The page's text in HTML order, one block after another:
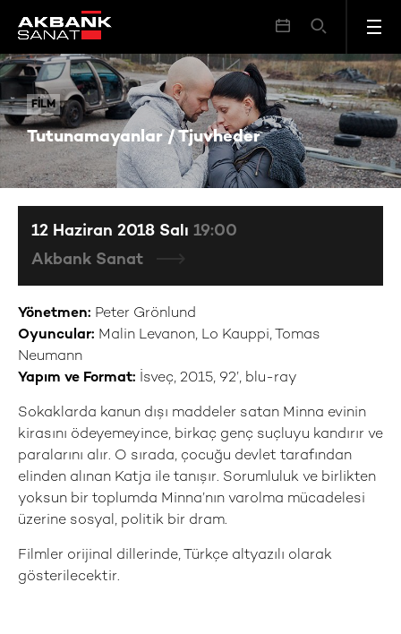
FILM
Tutunamayanlar / Tjuvheder
FILM Tutunamayanlar / Tjuvheder
Yönetmen: Peter Grönlund
Oyuncular: Malin Levanon, Lo Kauppi, Tomas
Neumann
Yapım ve Format: İsveç, 2015, 92’, blu-ray
Sokaklarda kanun dışı maddeler satan Minna evinin
kirasını ödeyemeyince, birkaç genç suçluyu kandırır ve
paralarını alır. O sırada, çocuğu devlet tarafından
elinden alınan Katja ile tanışır. Sorumluluk ve birlikten
yoksun bir toplumda Minna’nın varolma mücadelesi
üzerine sosyal, politik bir dram.
Filmler orijinal dillerinde, Türkçe altyazılı olarak
gösterilecektir.
12 Haziran 2018 Salı 19:00
Akbank Sanat